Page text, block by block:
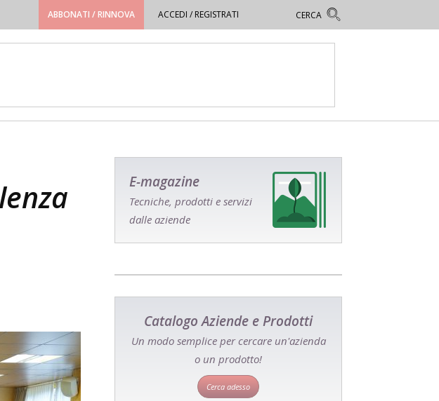
ABBONATI / RINNOVA ACCEDI / REGISTRATI
E-magazine
Tecniche, prodotti e servizi
dalle aziende
Catalogo Aziende e Prodotti
Un modo semplice per cercare un'azienda
o un prodotto!
Cerca adesso